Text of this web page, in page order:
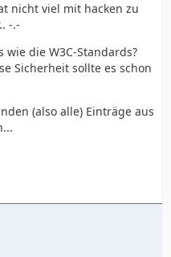
nicht viel mit hacken zu
-.-
wie die W3C-Standards?
Sicherheit sollte es schon
(also alle) Einträge aus